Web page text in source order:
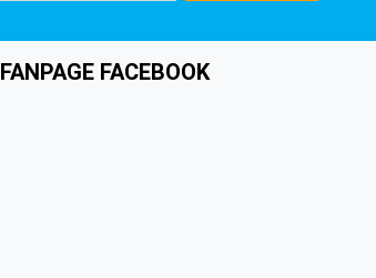
FANPAGE FACEBOOK